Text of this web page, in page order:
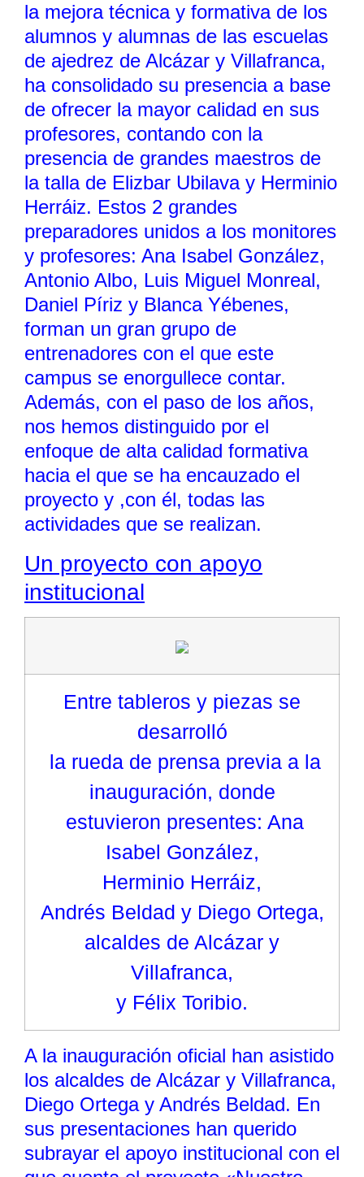
la mejora técnica y formativa de los
alumnos y alumnas de las escuelas
de ajedrez de Alcázar y Villafranca,
ha consolidado su presencia a base
de ofrecer la mayor calidad en sus
profesores, contando con la
presencia de grandes maestros de
la talla de Elizbar Ubilava y Herminio
Herráiz. Estos 2 grandes
preparadores unidos a los monitores
y profesores: Ana Isabel González,
Antonio Albo, Luis Miguel Monreal,
Daniel Píriz y Blanca Yébenes,
forman un gran grupo de
entrenadores con el que este
campus se enorgullece contar.
Además, con el paso de los años,
nos hemos distinguido por el
enfoque de alta calidad formativa
hacia el que se ha encauzado el
proyecto y ,con él, todas las
actividades que se realizan.
Un proyecto con apoyo
institucional
Entre tableros y piezas se
desarrolló
la rueda de prensa previa a la
inauguración, donde
estuvieron presentes: Ana
Isabel González,
Herminio Herráiz,
Andrés Beldad y Diego Ortega,
alcaldes de Alcázar y
Villafranca,
y Félix Toribio.
A la inauguración oficial han asistido
los alcaldes de Alcázar y Villafranca,
Diego Ortega y Andrés Beldad. En
sus presentaciones han querido
subrayar el apoyo institucional con el